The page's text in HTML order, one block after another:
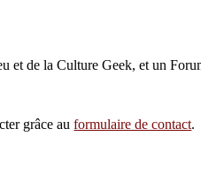
et de la Culture Geek, et un
grâce auformulaire de contact.